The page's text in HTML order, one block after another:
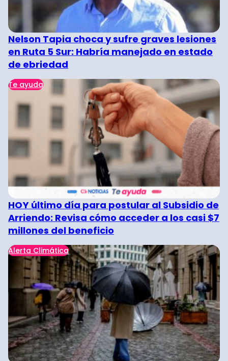
Nelson Tapia choca y sufre graves lesiones
en Ruta 5 Sur: Habría manejado en estado
de ebriedad
Te ayuda
HOY último día para postular al Subsidio de
Arriendo: Revisa cómo acceder a los casi $7
millones del beneficio
Alerta Climática